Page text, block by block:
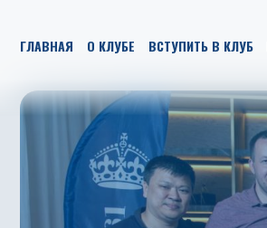
ГЛАВНАЯ О КЛУБЕ ВСТУПИТЬ В КЛУБ